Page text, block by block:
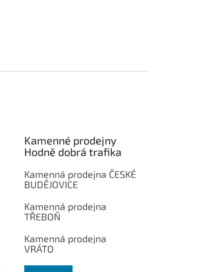
Kamenné prodejny
Hodně dobrá trafika
Kamenná prodejna ČESKÉ
BUDĚJOVICE
Kamenná prodejna
TŘEBOŇ
Kamenná prodejna
VRÁTO